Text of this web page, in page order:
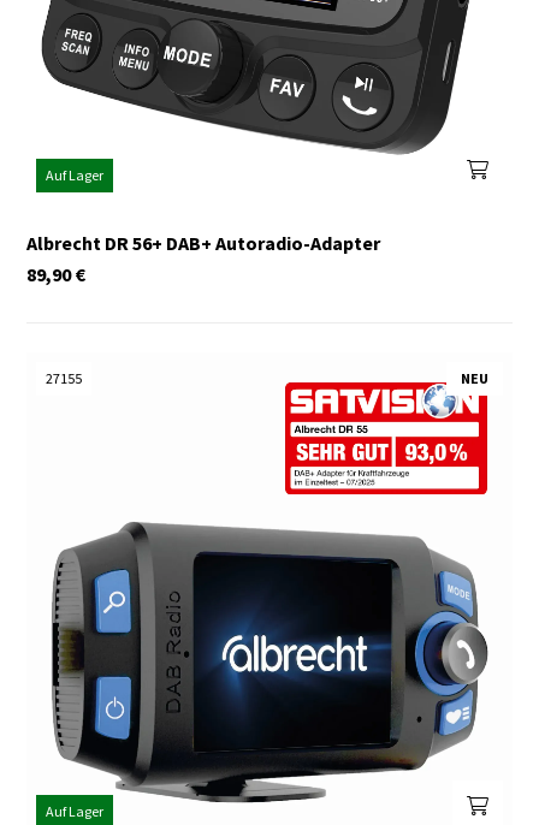
Auf Lager
Albrecht DR 56+ DAB+ Autoradio-Adapter
€
89,90
NEU
27155
Auf Lager